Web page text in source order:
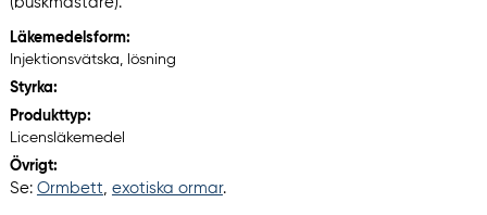
Läkemedelsform:
Injektionsvätska, lösning
Styrka:
Produkttyp:
Licensläkemedel
Övrigt:
Se: Ormbett, exotiska ormar.